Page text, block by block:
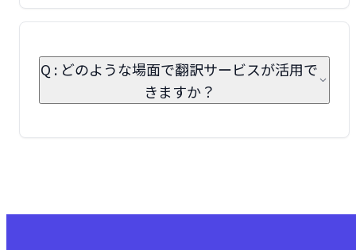
Q : どのような場面で翻訳サービスが活用で
きますか？